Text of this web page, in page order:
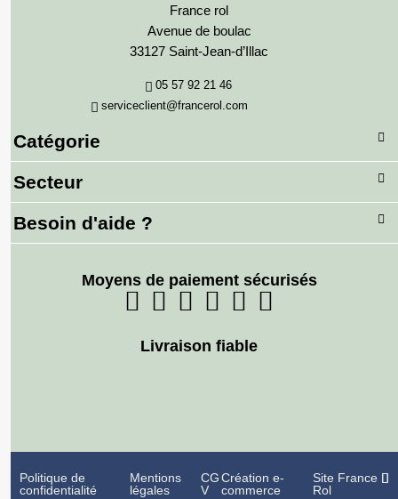
France rol
Avenue de boulac
33127 Saint-Jean-d’Illac
05 57 92 21 46
serviceclient@francerol.com
Catégorie
Secteur
Besoin d'aide ?
Moyens de paiement sécurisés
Livraison fiable
Politique de
confidentialité
Mentions
légales
CG
V
Création e-
commerce
Site France
Rol